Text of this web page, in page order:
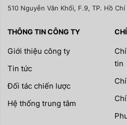
510 Nguyễn Văn Khối, F.9, TP. Hồ Chí
THÔNG TIN CÔNG TY
Giới thiệu công ty
Tin tức
Đối tác chiến lược
Hệ thống trung tâm
tin